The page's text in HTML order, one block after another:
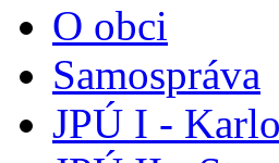
O obci
Samospráva
JPÚ I -